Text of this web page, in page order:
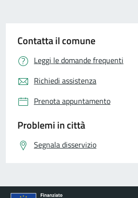
Contatta il comune
Leggi le domande frequenti
Richiedi assistenza
Prenota appuntamento
Problemi in città
Segnala disservizio